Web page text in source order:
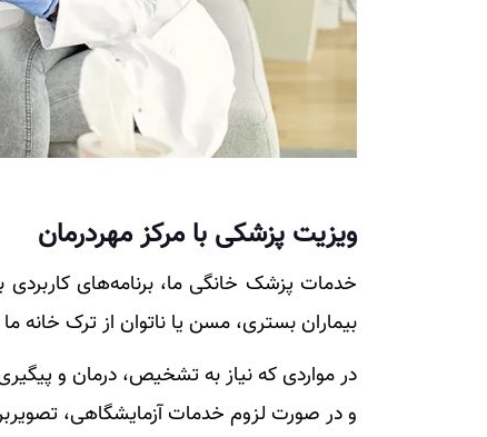
ویزیت پزشکی با مرکز مهردرمان
خدمات پزشک خانگی ما، برنامه‌های
بیماران بستری، مسن یا ناتوان از ترک خانه
در مواردی که نیاز به تشخیص، درمان و
و در صورت لزوم خدمات آزمایشگاهی،